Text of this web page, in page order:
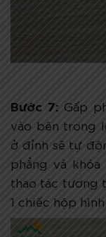
Bước 7: Gấp
vào bên trong
ở đỉnh sẽ tự
phẳng và
thao tác tương
1 chiếc hộp